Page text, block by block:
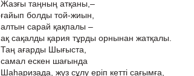
Жазғы таңның атқаны,–
ғайып болды той-жиын,
алтын сарай қақпалы –
ақ сақалды қария тұрды орнынан жатқалы.
Таң ағарды Шығыста,
самал ескен шағында
Шаһаризада, жүз сұлу еріп кетті сағымға,